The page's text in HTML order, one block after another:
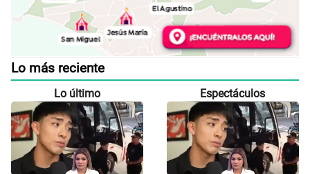
Lo más reciente
Lo último Espectáculos